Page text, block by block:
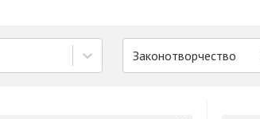
Законотворчество